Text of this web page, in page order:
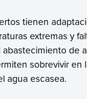
tienen
extremas y
de
sobrevivir en
agua escasea.